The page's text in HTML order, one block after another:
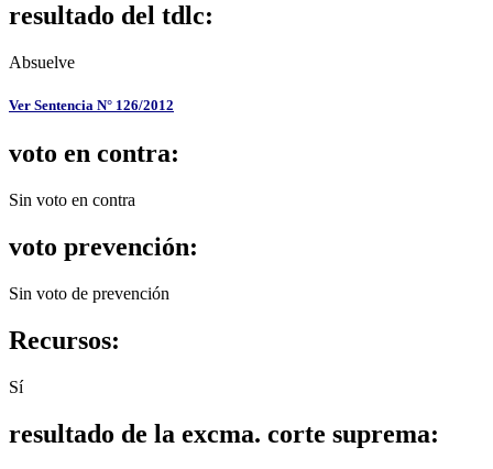
resultado del tdlc:
Absuelve
Ver Sentencia N° 126/2012
voto en contra:
Sin voto en contra
voto prevención:
Sin voto de prevención
Recursos:
Sí
resultado de la excma. corte suprema: